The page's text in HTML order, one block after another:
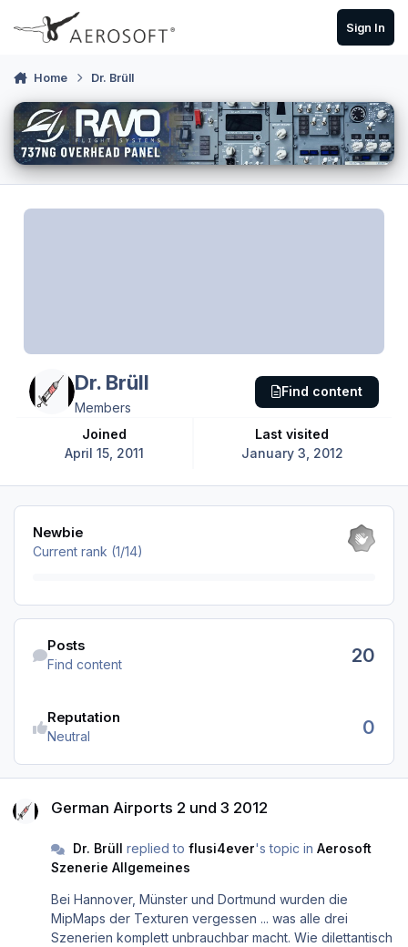
Skip to content
Sign In
Home Dr. Brüll
Dr. Brüll
Members
Joined
April 15, 2011
Last visited
January 3, 2012
Find content
View all
Newbie
Current rank (1/14)
Find content
Posts
Find content 20
Reputation
Neutral 0
German Airports 2 und 3 2012
Dr. Brüll replied to flusi4ever's topic in Aerosoft
Szenerie Allgemeines
Bei Hannover, Münster und Dortmund wurden die
MipMaps der Texturen vergessen ... was alle drei
Szenerien komplett unbrauchbar macht. Wie dilettantisch